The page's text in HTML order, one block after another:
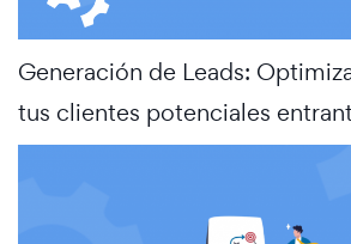
Generación de Leads:
tus clientes potenciales